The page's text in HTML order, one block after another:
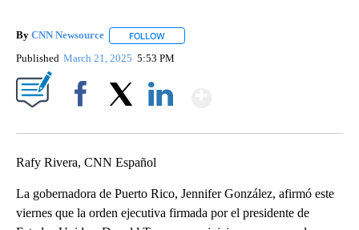
By CNN Newsource FOLLOW
Published March 21, 2025 5:53 PM
Rafy Rivera, CNN Español
La gobernadora de Puerto Rico, Jennifer González, afirmó este
viernes que la orden ejecutiva firmada por el presidente de